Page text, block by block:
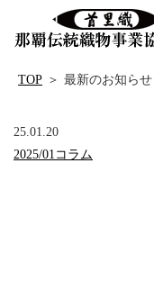
TOP ＞ 最新のお知らせ
25.01.20
2025/01コラム